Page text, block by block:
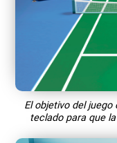
El objetivo del
teclado para que